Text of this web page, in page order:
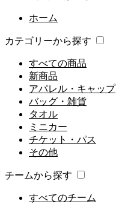
ホーム
カテゴリーから探す
すべての商品
新商品
アパレル・キャップ
バッグ・雑貨
タオル
ミニカー
チケット・パス
その他
チームから探す
すべてのチーム